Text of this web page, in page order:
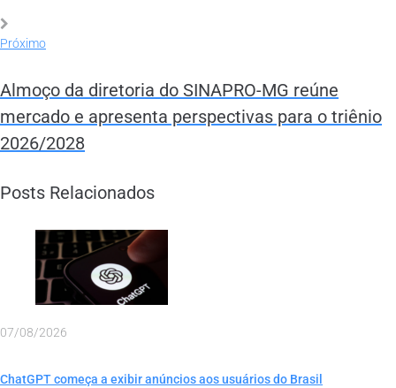
Próximo
Almoço da diretoria do SINAPRO-MG reúne
mercado e apresenta perspectivas para o triênio
2026/2028
Posts Relacionados
07/08/2026
ChatGPT começa a exibir anúncios aos usuários do Brasil